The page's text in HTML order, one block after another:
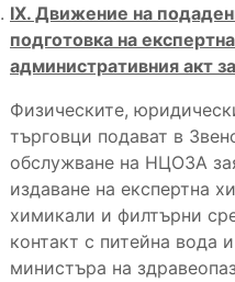
IX. Движение на
подготовка на
административния акт
Физическите,
търговци подават в
обслужване на НЦОЗА
издаване на експертна
химикали и филтърни
контакт с питейна вода
министъра на